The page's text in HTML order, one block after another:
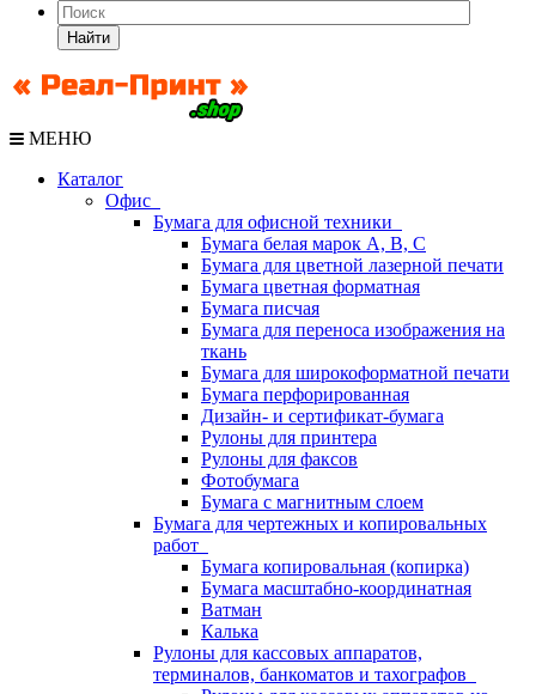
Найти
МЕНЮ
Каталог
Офис
Бумага для офисной техники
Бумага белая марок А, В, С
Бумага для цветной лазерной печати
Бумага цветная форматная
Бумага писчая
Бумага для переноса изображения на
ткань
Бумага для широкоформатной печати
Бумага перфорированная
Дизайн- и сертификат-бумага
Рулоны для принтера
Рулоны для факсов
Фотобумага
Бумага с магнитным слоем
Бумага для чертежных и копировальных
работ
Бумага копировальная (копирка)
Бумага масштабно-координатная
Ватман
Калька
Рулоны для кассовых аппаратов,
терминалов, банкоматов и тахографов